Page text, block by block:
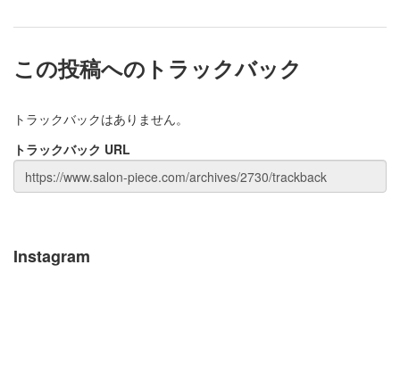
この投稿へのトラックバック
トラックバックはありません。
トラックバック URL
Instagram